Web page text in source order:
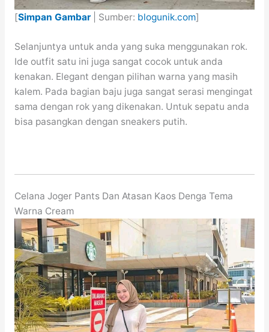
[Simpan Gambar| Sumber: blogunik.com]
Selanjuntya untuk anda yang suka menggunakan rok.
Ide outfit satu ini juga sangat cocok untuk anda
kenakan. Elegant dengan pilihan warna yang masih
kalem. Pada bagian baju juga sangat serasi mengingat
sama dengan rok yang dikenakan. Untuk sepatu anda
bisa pasangkan dengan sneakers putih.
Celana Joger Pants Dan Atasan Kaos Denga Tema
Warna Cream